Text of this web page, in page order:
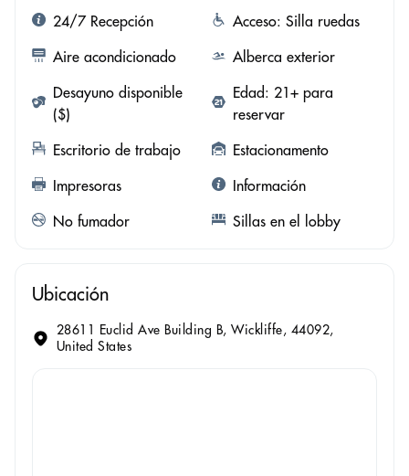
24/7 Recepción
Acceso: Silla ruedas
Aire acondicionado
Alberca exterior
Desayuno disponible
($)
Edad: 21+ para
reservar
Escritorio de trabajo
Estacionamento
Impresoras
Información
No fumador
Sillas en el lobby
Ubicación
28611 Euclid Ave Building B, Wickliffe, 44092,
United States